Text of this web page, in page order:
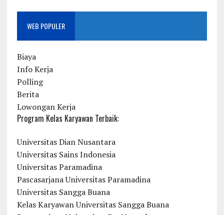
WEB POPULER
Biaya
Info Kerja
Polling
Berita
Lowongan Kerja
Program Kelas Karyawan Terbaik:
Universitas Dian Nusantara
Universitas Sains Indonesia
Universitas Paramadina
Pascasarjana Universitas Paramadina
Universitas Sangga Buana
Kelas Karyawan Universitas Sangga Buana